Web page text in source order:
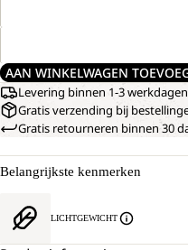
AAN WINKELWAGEN
Levering binnen 1-3 werkdagen
Gratis verzending bij
Gratis retourneren binnen 30
Belangrijkste kenmerken
LICHTGEWICHT